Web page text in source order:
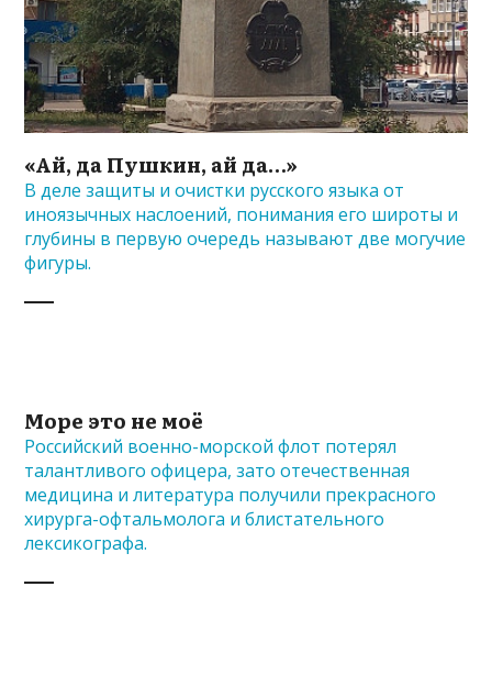
«Ай, да Пушкин, ай да…»
В деле защиты и очистки русского языка от
иноязычных наслоений, понимания его широты и
глубины в первую очередь называют две могучие
фигуры.
Море это не моё
Российский военно-морской флот потерял
талантливого офицера, зато отечественная
медицина и литература получили прекрасного
хирурга-офтальмолога и блистательного
лексикографа.